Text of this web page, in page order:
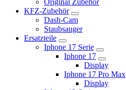
Original Zubehör
KFZ-Zubehör
Dash-Cam
Staubsauger
Ersatzteile
Iphone 17 Serie
Iphone 17
Display
Iphone 17 Pro Max
Display